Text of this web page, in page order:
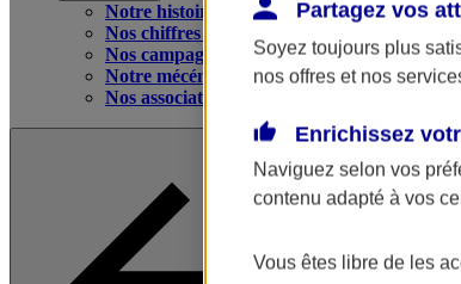
Notre histoire
Nos chiffres clés
Nos campagnes publicitaires
Notre mécénat
Nos associations
Partagez vos
Soyez toujours plus
nos offres et nos
Enrichissez
Naviguez selon vos
contenu adapté à vos
Vous êtes libre de les